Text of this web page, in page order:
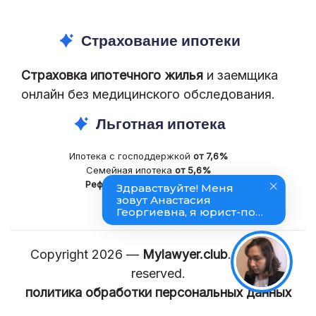
Страхование ипотеки
Страховка ипотечного жилья и заемщика
онлайн без медицинского обследования.
Льготная ипотека
Ипотека с господдержкой от 7,6%
Семейная ипотека от 5,6%
Рефинансированиеипотеки
Copyright 2026 — Mylawyer.club. All rights
reserved.
политика обработки персональных данных